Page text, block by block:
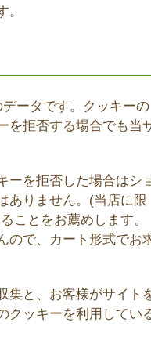
ータです。クッキーの
を拒否する場合でも当
ーを拒否した場合はシ
ありません。(当店に限
ことをお薦めします。
ので、カート形式でお
集と、お客様がサイト
クッキーを利用してい